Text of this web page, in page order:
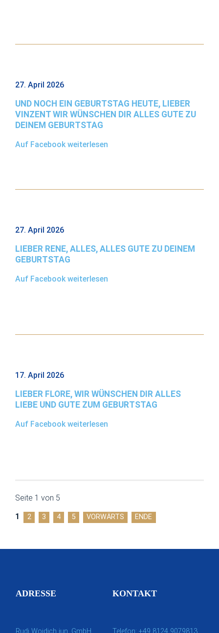
27. April 2026
UND NOCH EIN GEBURTSTAG HEUTE, LIEBER
VINZENT WIR WÜNSCHEN DIR ALLES GUTE ZU
DEINEM GEBURTSTAG
Auf Facebook weiterlesen
27. April 2026
LIEBER RENE, ALLES, ALLES GUTE ZU DEINEM
GEBURTSTAG
Auf Facebook weiterlesen
17. April 2026
LIEBER FLORE, WIR WÜNSCHEN DIR ALLES
LIEBE UND GUTE ZUM GEBURTSTAG
Auf Facebook weiterlesen
Seite 1 von 5
1
2 3 4 5 VORWÄRTS ENDE
ADRESSE KONTAKT